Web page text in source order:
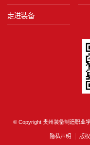
走进装备
© Copyright 贵州装备制造职业
隐私声明 版